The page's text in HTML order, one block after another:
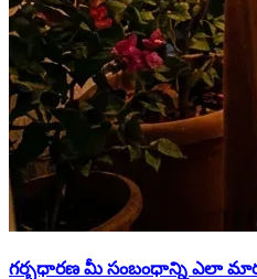
గర్భధారణ మీ సంబంధాన్ని ఎలా